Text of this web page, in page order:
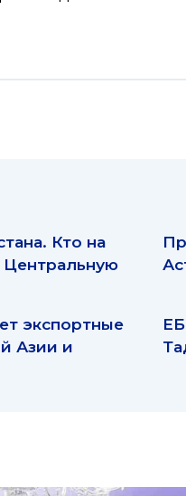
Кто на
экспортные
Азии и